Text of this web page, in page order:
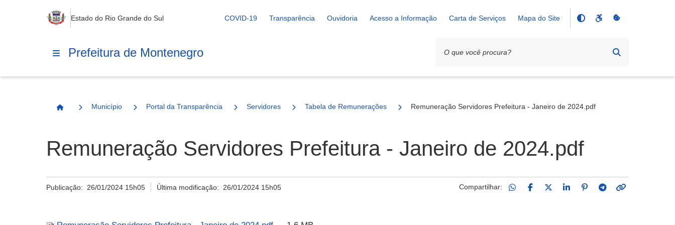
Estado do Rio Grande do Sul COVID-19 Transparência Ouvidoria Acesso a Informação Carta de Serviços Mapa do Site
Prefeitura de Montenegro
Página Inicial
Município Portal da Transparência Servidores Tabela de Remunerações Remuneração Servidores Prefeitura - Janeiro de 2024.pdf
Remuneração Servidores Prefeitura - Janeiro de 2024.pdf
Publicação: 26/01/2024 15h05 Última modificação: 26/01/2024 15h05 Compartilhar: